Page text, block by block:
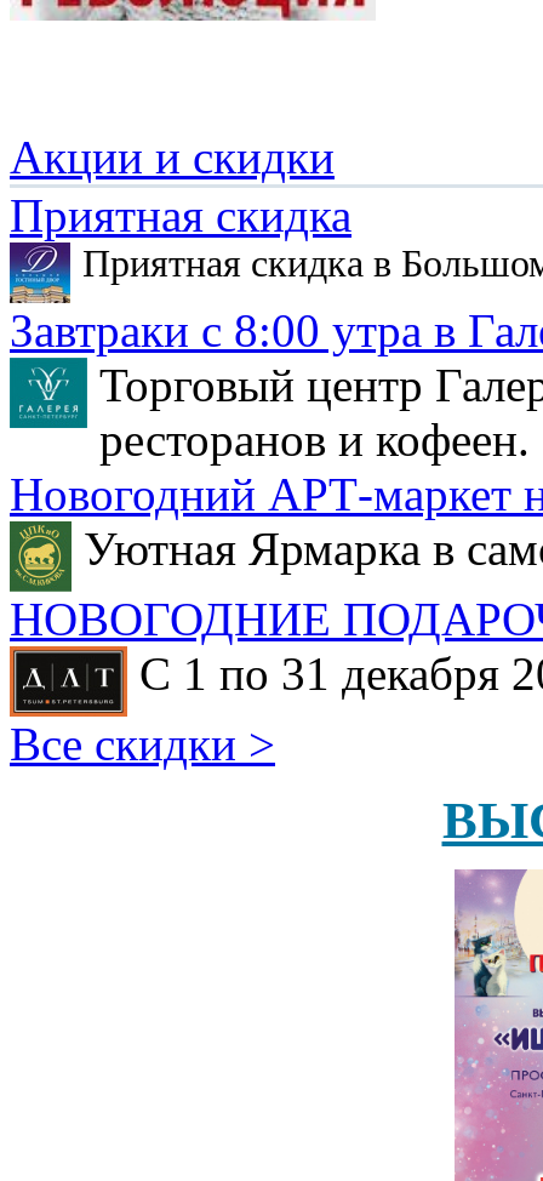
Акции и скидки
Приятная скидка
Приятная скидка в
Завтраки с 8:00 утра в
Торговый центр
ресторанов и кофеен.
Новогодний АРТ-маркет
Уютная Ярмарка в
НОВОГОДНИЕ
С 1 по 31 декабря
Все скидки >